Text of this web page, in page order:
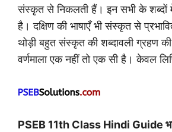
संस्कृत से निकलती हैं। इन सभी के शब्दों में
है। दक्षिण की भाषाएँ भी संस्कृत से
थोड़ी बहुत संस्कृत की शब्दावली ग्रहण
वर्णमाला एक नहीं तो एक सी है। केवल
PSEB 11th Class Hindi Guide